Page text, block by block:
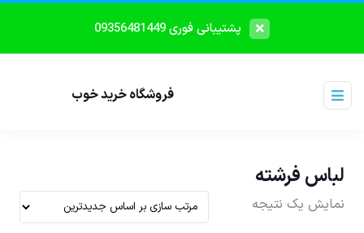
پشتیبانی فوری 09356481449
فروشگاه خرید خوب
لباس فرشته
نمایش یک نتیجه